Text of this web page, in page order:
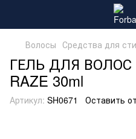
Волосы Средства для
ГЕЛЬ ДЛЯ ВОЛОС
RAZE 30ml
Артикул: SH0671 Оставить